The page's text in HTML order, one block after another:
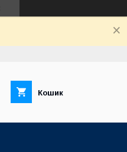
Кошик